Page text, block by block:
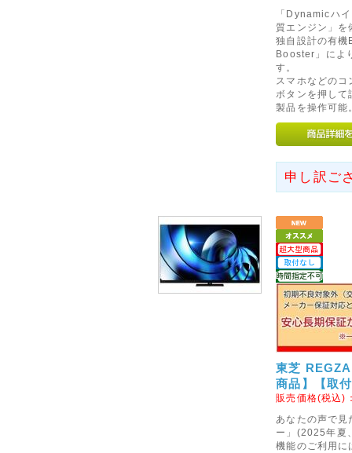
<重要>ヤマト運輸宅配便の
2017年6月19日よりヤマト運
詳しくはヤマト運輸HPでご確
は、新しい時間指定に変更し
お客様よりメールが届かないと
[info@digi-style.jp] →
意ください。
[info]の部分が各キャリア様に
とが増えてまいりましたので
◇当店お振込先銀行の取り
7月22日ご注文分より、当店お
「Dynamicハ
質エンジン」
独自設計の有
Booster」によ
す。
スマホなどの
ボタンを押して
製品を操作可能
申し訳ご
東芝
商品】【取
販売価格(税込)
あなたの声で見
ー」(2025年夏
機能のご利用に